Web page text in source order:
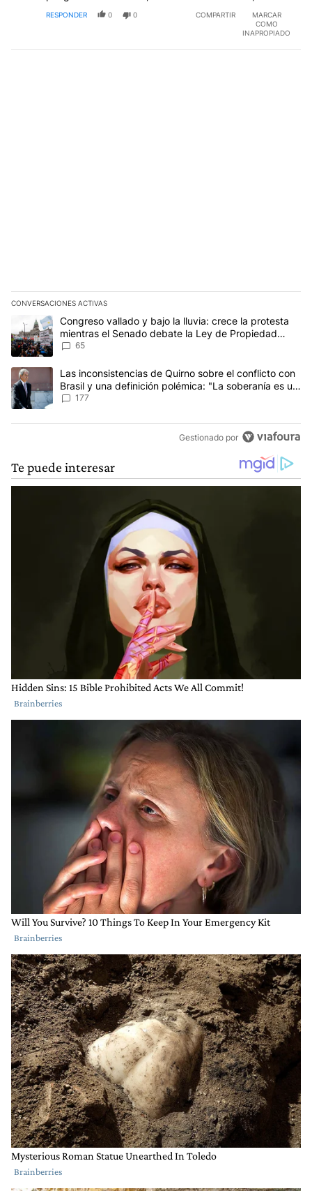
RESPONDER 0 0 COMPARTIR
MARCAR
COMO
INAPROPIADO
CONVERSACIONES ACTIVAS
Este listado muestra los artículos con más comentarios en los
Un artículo de tendencia con el título "Congreso vallado y bajo
Congreso vallado y bajo la lluvia: crece la protesta
mientras el Senado debate la Ley de Propiedad
Privada
65
Un artículo de tendencia con el título "Las inconsistencias de
Las inconsistencias de Quirno sobre el conflicto con
Brasil y una definición polémica: "La soberanía es un
concepto antiguo"
177
Gestionado por